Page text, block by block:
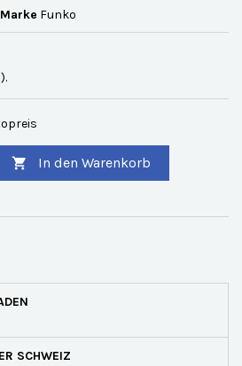
Marke Funko
 In den Warenkorb
SCHWEIZ